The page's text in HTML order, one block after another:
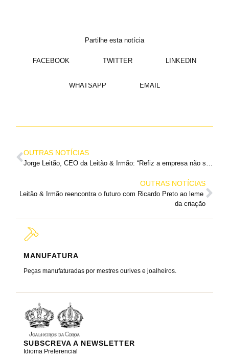
Partilhe esta notícia
FACEBOOK TWITTER LINKEDIN
WHATSAPP EMAIL
OUTRAS NOTÍCIAS
Jorge Leitão, CEO da Leitão & Irmão: “Refiz a empresa não sei bem como, era um miúdo de 21 anos com o curso de praia”
OUTRAS NOTÍCIAS
Leitão & Irmão reencontra o futuro com Ricardo Preto ao leme
da criação
MANUFATURA
Peças manufaturadas por mestres ourives e joalheiros.
SUBSCREVA A NEWSLETTER
Idioma Preferencial